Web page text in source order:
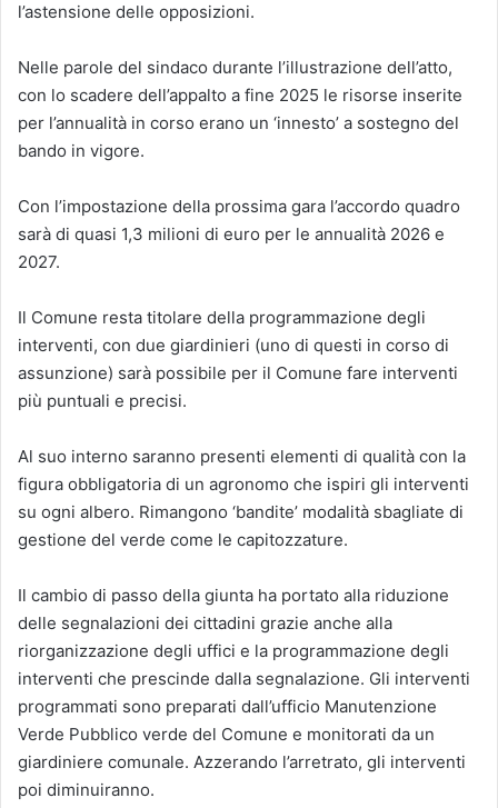
l’astensione delle opposizioni.
Nelle parole del sindaco durante l’illustrazione dell’atto,
con lo scadere dell’appalto a fine 2025 le risorse inserite
per l’annualità in corso erano un ‘innesto’ a sostegno del
bando in vigore.
Con l’impostazione della prossima gara l’accordo quadro
sarà di quasi 1,3 milioni di euro per le annualità 2026 e
2027.
Il Comune resta titolare della programmazione degli
interventi, con due giardinieri (uno di questi in corso di
assunzione) sarà possibile per il Comune fare interventi
più puntuali e precisi.
Al suo interno saranno presenti elementi di qualità con la
figura obbligatoria di un agronomo che ispiri gli interventi
su ogni albero. Rimangono ‘bandite’ modalità sbagliate di
gestione del verde come le capitozzature.
Il cambio di passo della giunta ha portato alla riduzione
delle segnalazioni dei cittadini grazie anche alla
riorganizzazione degli uffici e la programmazione degli
interventi che prescinde dalla segnalazione. Gli interventi
programmati sono preparati dall’ufficio Manutenzione
Verde Pubblico verde del Comune e monitorati da un
giardiniere comunale. Azzerando l’arretrato, gli interventi
poi diminuiranno.